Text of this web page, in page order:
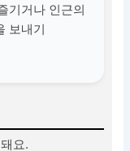
기거나 인근의
보내기
요.